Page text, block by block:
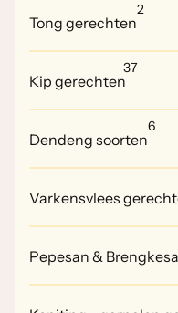
Tong gerechten
2
Kip gerechten
37
Dendeng soorten
6
Varkensvlees
Pepesan &